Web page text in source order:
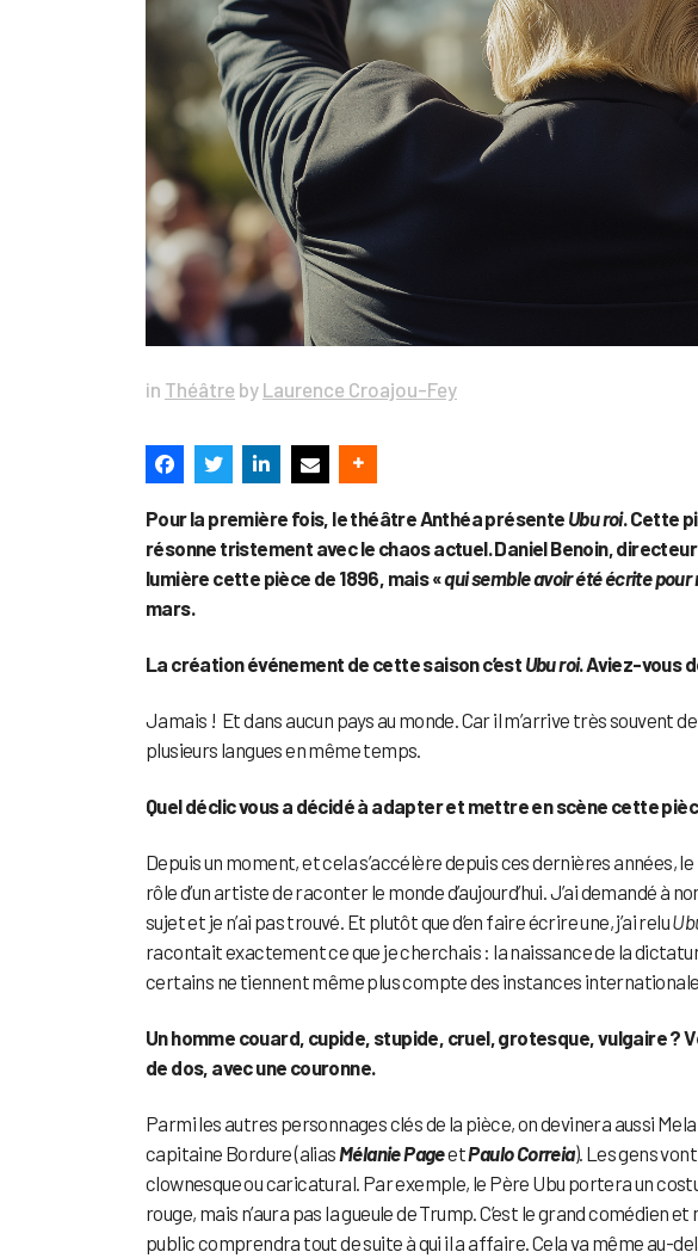
in Théâtre by Laurence Croajou-Fey
Pour la première fois, le théâtre Anthéa présente Ubu roi. Cette
résonne tristement avec le chaos actuel. Daniel Benoin,
lumière cette pièce de 1896, mais «qui semble avoir été écrite pour
mars.
La création événement de cette saison c’est Ubu roi. Aviez-vous
Jamais ! Et dans aucun pays au monde. Car il m’arrive très souvent
plusieurs langues en même temps.
Quel déclic vous a décidé à adapter et mettre en scène cette
Depuis un moment, et cela s’accélère depuis ces dernières années,
rôle d’un artiste de raconter le monde d’aujourd’hui. J’ai demandé à
sujet et je n’ai pas trouvé. Et plutôt que d’en faire écrire une, j’ai relu
racontait exactement ce que je cherchais : la naissance de la
certains ne tiennent même plus compte des instances
Un homme couard, cupide, stupide, cruel, grotesque, vulgaire ?
de dos, avec une couronne.
Parmi les autres personnages clés de la pièce, on devinera aussi
capitaine Bordure (alias Mélanie PageetPaulo Correia). Les gens
clownesque ou caricatural. Par exemple, le Père Ubu portera un
rouge, mais n’aura pas la gueule de Trump. C’est le grand comédien
public comprendra tout de suite à qui il a affaire. Cela va même au-